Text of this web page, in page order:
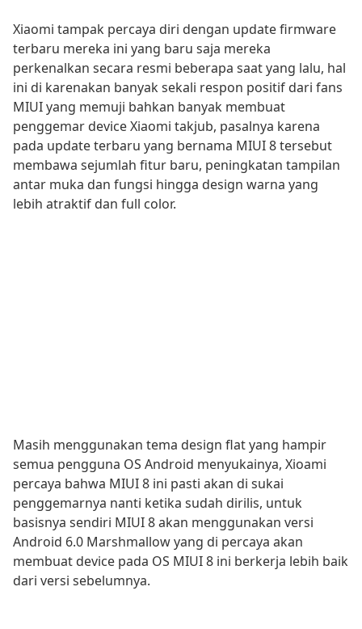
Xiaomi tampak percaya diri dengan update firmware
terbaru mereka ini yang baru saja mereka
perkenalkan secara resmi beberapa saat yang lalu, hal
ini di karenakan banyak sekali respon positif dari fans
MIUI yang memuji bahkan banyak membuat
penggemar device Xiaomi takjub, pasalnya karena
pada update terbaru yang bernama MIUI 8 tersebut
membawa sejumlah fitur baru, peningkatan tampilan
antar muka dan fungsi hingga design warna yang
lebih atraktif dan full color.
Masih menggunakan tema design flat yang hampir
semua pengguna OS Android menyukainya, Xioami
percaya bahwa MIUI 8 ini pasti akan di sukai
penggemarnya nanti ketika sudah dirilis, untuk
basisnya sendiri MIUI 8 akan menggunakan versi
Android 6.0 Marshmallow yang di percaya akan
membuat device pada OS MIUI 8 ini berkerja lebih baik
dari versi sebelumnya.